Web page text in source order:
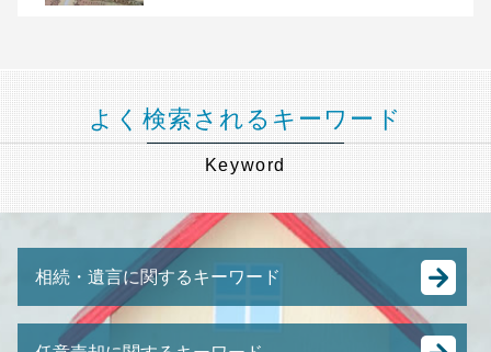
よく検索されるキーワード
Keyword
相続・遺言に関するキーワード
相続税 控除